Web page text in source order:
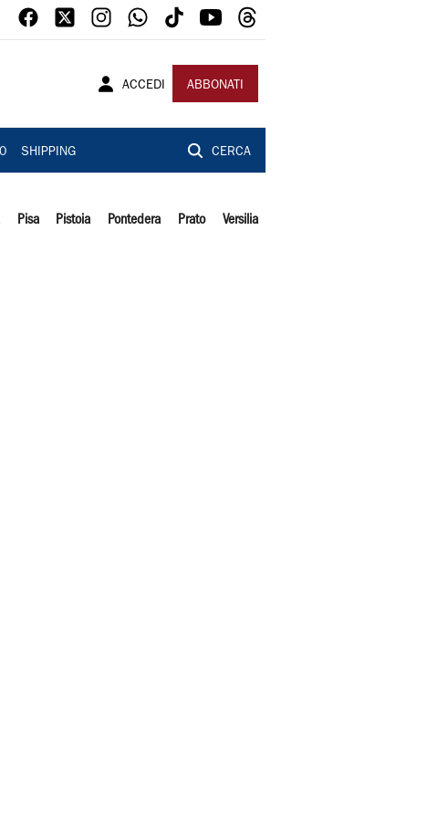
ACCEDI ABBONATI
SHIPPING CERCA
Pisa Pistoia Pontedera Prato Versilia